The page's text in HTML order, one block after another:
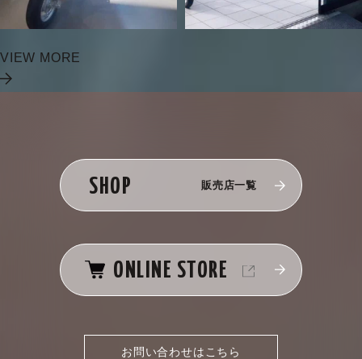
VIEW MORE
SHOP 販売店一覧
ONLINE STORE
お問い合わせはこちら